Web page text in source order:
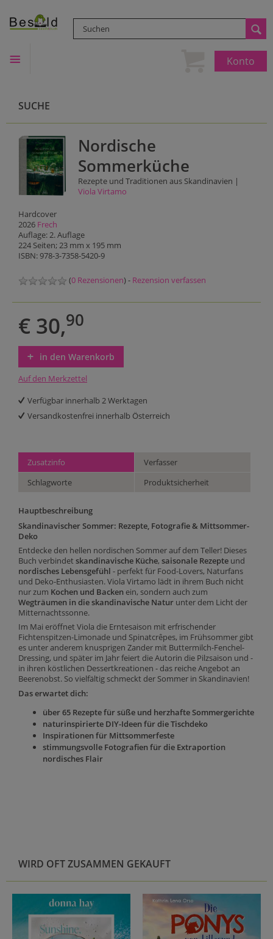
Konto
SUCHE
Nordische
Sommerküche
Rezepte und Traditionen aus Skandinavien |
Viola Virtamo
Hardcover
2026 Frech
Auflage: 2. Auflage
224 Seiten; 23 mm x 195 mm
ISBN: 978-3-7358-5420-9
(0 Rezensionen) - Rezension verfassen
€ 30,90
in den Warenkorb
Auf den Merkzettel
Verfügbar innerhalb 2 Werktagen
Versandkostenfrei innerhalb Österreich
Zusatzinfo
Verfasser
Schlagworte
Produktsicherheit
Hauptbeschreibung
Skandinavischer Sommer: Rezepte, Fotografie & Mittsommer-
Deko
Entdecke den hellen nordischen Sommer auf dem Teller! Dieses
Buch verbindet skandinavische Küche, saisonale Rezepte und
nordisches Lebensgefühl - perfekt für Food-Lovers, Naturfans
und Deko-Enthusiasten. Viola Virtamo lädt in ihrem Buch nicht
nur zum Kochen und Backen ein, sondern auch zum
Wegträumen in die skandinavische Natur unter dem Licht der
Mitternachtssonne.
Im Mai eröffnet Viola die Erntesaison mit erfrischender
Fichtenspitzen-Limonade und Spinatcrêpes, im Frühsommer gibt
es unter anderem knusprigen Zander mit Buttermilch-Fenchel-
Dressing, und später im Jahr feiert die Autorin die Pilzsaison und -
in ihren köstlichen Dessertkreationen - das reiche Angebot an
Beerenobst. So vielfältig schmeckt der Sommer in Skandinavien!
Das erwartet dich:
über 65 Rezepte für süße und herzhafte Sommergerichte
naturinspirierte DIY-Ideen für die Tischdeko
Inspirationen für Mittsommerfeste
stimmungsvolle Fotografien für die Extraportion
nordisches Flair
WIRD OFT ZUSAMMEN GEKAUFT